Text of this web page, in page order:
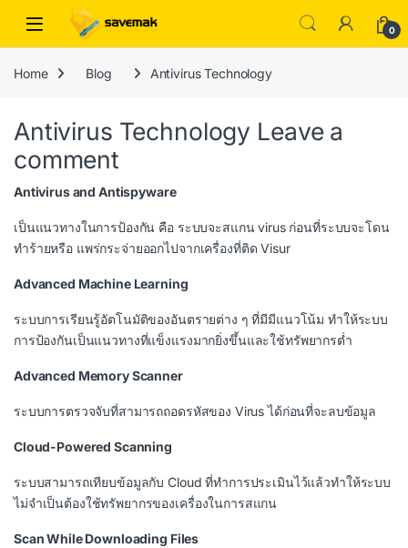
Skip to navigation
Skip to content
Open 0
Home Blog Antivirus Technology
Antivirus Technology Leave a
comment
Antivirus and Antispyware
เป็นแนวทางในการป้องกัน คือ ระบบจะสแกน virus ก่อนที่ระบบจะโดน
ทำร้ายหรือ แพร่กระจ่ายออกไปจากเครื่องที่ติด Visur
Advanced Machine Learning
ระบบการเรียนรู้อัตโนมัติของอันตรายต่าง ๆ ที่มีมีแนวโน้ม ทำให้ระบบ
การป้องกันเป็นแนวทางที่แข็งแรงมากยิ่งขึ้นและใช้ทรัพยากรต่ำ
Advanced Memory Scanner
ระบบการตรวจจับที่สามารถถอดรหัสของ Virus ได้ก่อนที่จะลบข้อมูล
Cloud-Powered Scanning
ระบบสามารถเทียบข้อมูลกับ Cloud ที่ทำการประเมินไว้แล้วทำให้ระบบ
ไม่จำเป็นต้องใช้ทรัพยากรของเครื่องในการสแกน
Scan While Downloading Files